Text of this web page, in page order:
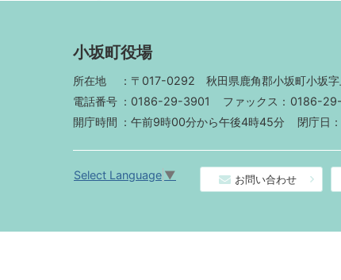
小坂町役場
所在地 〒017-0292秋田県鹿角郡小坂町小坂
電話番号
0186-29-3901 ファックス
0186-
開庁時間
午前9時00分から午後4時45分 閉庁日
Select Language ▼ お問い合わせ